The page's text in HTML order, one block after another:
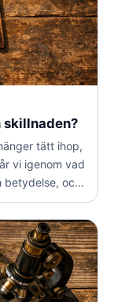
skillnaden?
tätt ihop,
vi igenom vad
betydelse, och